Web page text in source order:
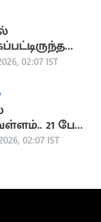
02:07 IST
21 பேர்
02:07 IST